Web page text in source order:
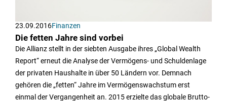
23.09.2016Finanzen
Die fetten Jahre sind vorbei
Die Allianz stellt in der siebten Ausgabe ihres „Global Wealth
Report“ erneut die Analyse der Vermögens- und Schuldenlage
der privaten Haushalte in über 50 Ländern vor. Demnach
gehören die „fetten“ Jahre im Vermögenswachstum erst
einmal der Vergangenheit an. 2015 erzielte das globale Brutto-